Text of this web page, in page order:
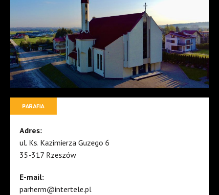
PARAFIA
Adres:
ul. Ks. Kazimierza Guzego 6
35-317 Rzeszów
E-mail:
parherm@intertele.pl